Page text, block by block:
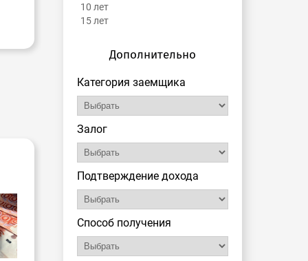
10 лет
15 лет
Дополнительно
Категория заемщика
Залог
Подтверждение дохода
Способ получения